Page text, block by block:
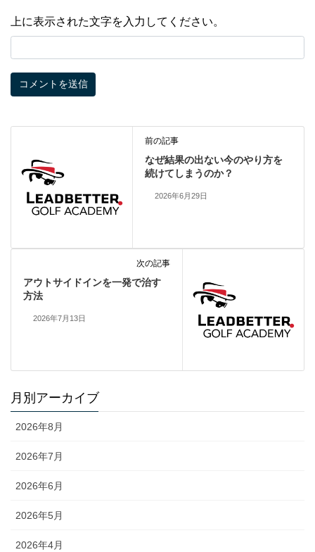
上に表示された文字を入力してください。
前の記事
なぜ結果の出ない今のやり方を
続けてしまうのか？
2026年6月29日
次の記事
アウトサイドインを一発で治す
方法
2026年7月13日
月別アーカイブ
2026年8月
2026年7月
2026年6月
2026年5月
2026年4月